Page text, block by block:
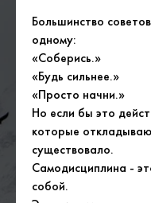
Большинство
одному:
«Соберись.»
«Будь сильнее.»
«Просто начни.»
Но если бы это
которые
существовало.
Самодисциплина -
собой.